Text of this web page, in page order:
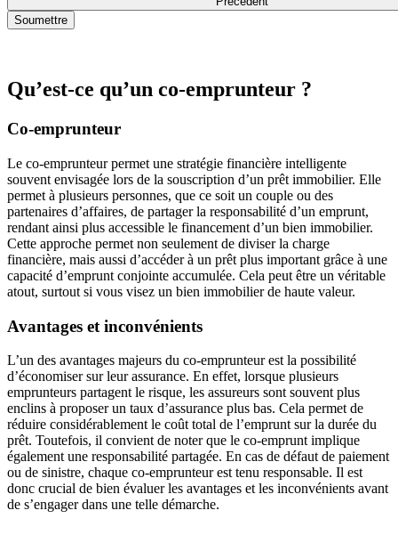
Soumettre
Qu’est-ce qu’un co-emprunteur ?
Co-emprunteur
Le co-emprunteur permet une stratégie financière intelligente
souvent envisagée lors de la souscription d’un prêt immobilier. Elle
permet à plusieurs personnes, que ce soit un couple ou des
partenaires d’affaires, de partager la responsabilité d’un emprunt,
rendant ainsi plus accessible le financement d’un bien immobilier.
Cette approche permet non seulement de diviser la charge
financière, mais aussi d’accéder à un prêt plus important grâce à une
capacité d’emprunt conjointe accumulée. Cela peut être un véritable
atout, surtout si vous visez un bien immobilier de haute valeur.
Avantages et inconvénients
L’un des avantages majeurs du co-emprunteur est la possibilité
d’économiser sur leur assurance. En effet, lorsque plusieurs
emprunteurs partagent le risque, les assureurs sont souvent plus
enclins à proposer un taux d’assurance plus bas. Cela permet de
réduire considérablement le coût total de l’emprunt sur la durée du
prêt. Toutefois, il convient de noter que le co-emprunt implique
également une responsabilité partagée. En cas de défaut de paiement
ou de sinistre, chaque co-emprunteur est tenu responsable. Il est
donc crucial de bien évaluer les avantages et les inconvénients avant
de s’engager dans une telle démarche.